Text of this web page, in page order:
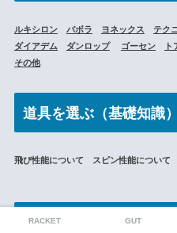
ルキシロン バボラ ヨネックス テク
ダイアデム
ダンロップ ゴーセン ト
その他
道具を選ぶ（基礎知識）
飛び性能について スピン性能につい
選び方をプロから学ぶ
RACKET GUT